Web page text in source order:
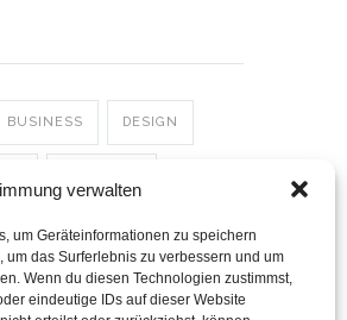
verwalten
um Geräteinformationen zu speichern
das Surferlebnis zu verbessern und um
Wenn du diesen Technologien zustimmst,
eindeutige IDs auf dieser Website
BUSINESS DESIGN
POLITICS
TRENDS